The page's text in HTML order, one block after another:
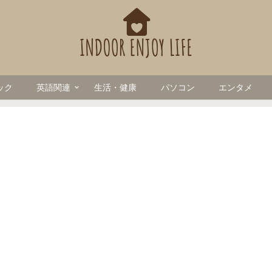
ク 英語関連 生活・健康 パソコン エンタメ